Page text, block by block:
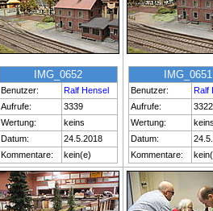
IMG_0652
Benutzer:
Ralf Hensel
Aufrufe:
3339
Wertung:
keins
Datum:
24.5.2018
Kommentare:
kein(e)
IMG_0651
Benutzer:
Ralf
Aufrufe:
3322
Wertung:
Datum:
Kommentare: